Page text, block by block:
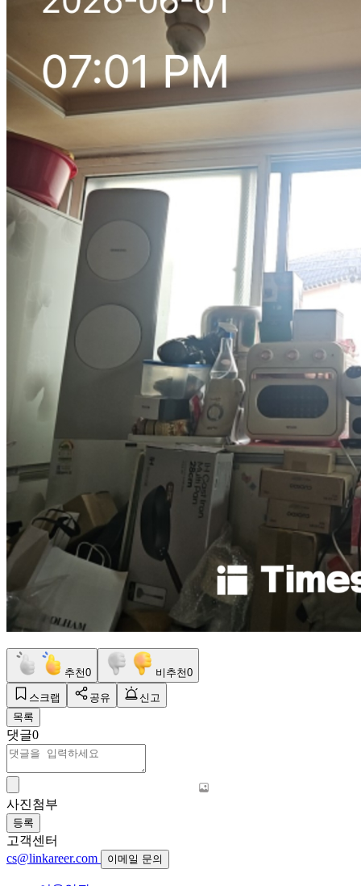
추천0 비추천0
스크랩 공유
신고
목록
댓글0
사진첨부
등록
고객센터
cs@linkareer.com
이메일 문의